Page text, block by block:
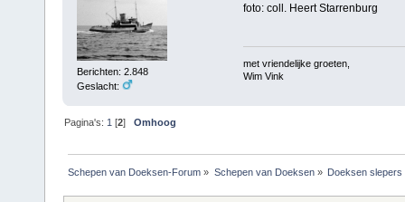
Berichten: 2.848
Geslacht:
foto: coll. Heert Starrenburg
met vriendelijke groeten,
Wim Vink
Pagina's: 1 [2]Omhoog
Schepen van Doeksen-Forum » Schepen van Doeksen» Doeksen slepers